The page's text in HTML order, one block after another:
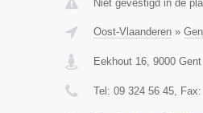
Niet gevestigd in de
Oost-Vlaanderen»
Eekhout 16, 9000 Gent
Tel: 09 324 56 45, Fax: